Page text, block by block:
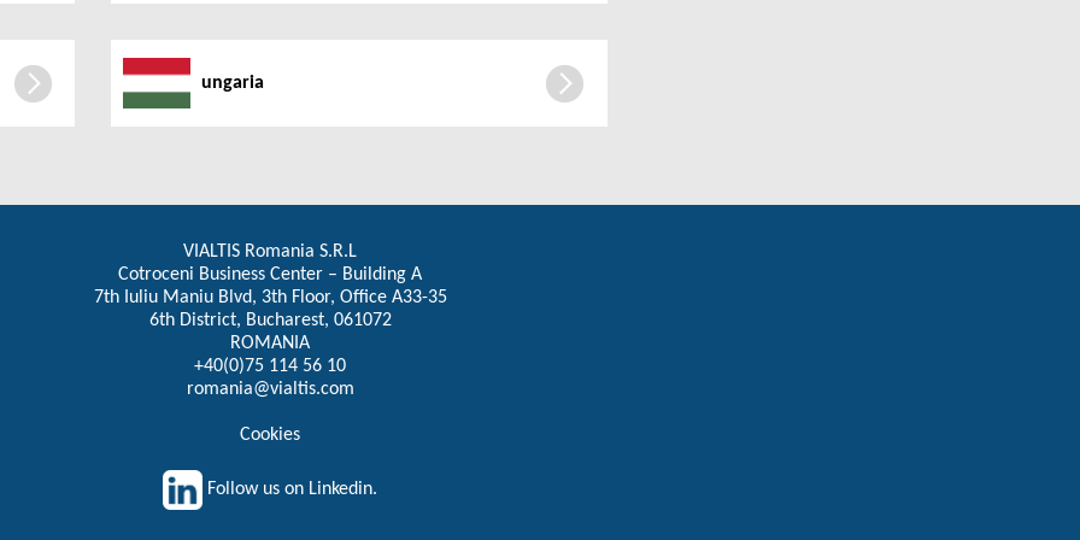
ungaria
VIALTIS Romania S.R.L
Cotroceni Business Center – Building A
7th Iuliu Maniu Blvd, 3th Floor, Office A33-35
6th District, Bucharest, 061072
ROMANIA
+40(0)75 114 56 10
romania@vialtis.com
Cookies
Follow us on Linkedin.